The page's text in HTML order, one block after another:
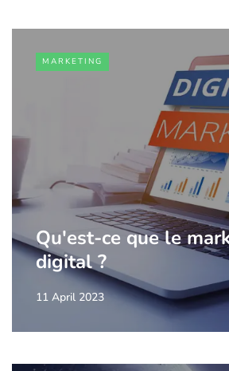
MARKETING
Qu'est-ce que le
digital ?
11 April 2023